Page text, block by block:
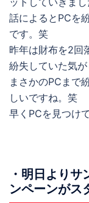
話によるとPCを
です。笑
昨年は財布を2回
紛失していた気が
まさかのPCまで
しいですね。笑
早くPCを見つけ
・明日より
ンペーンがス